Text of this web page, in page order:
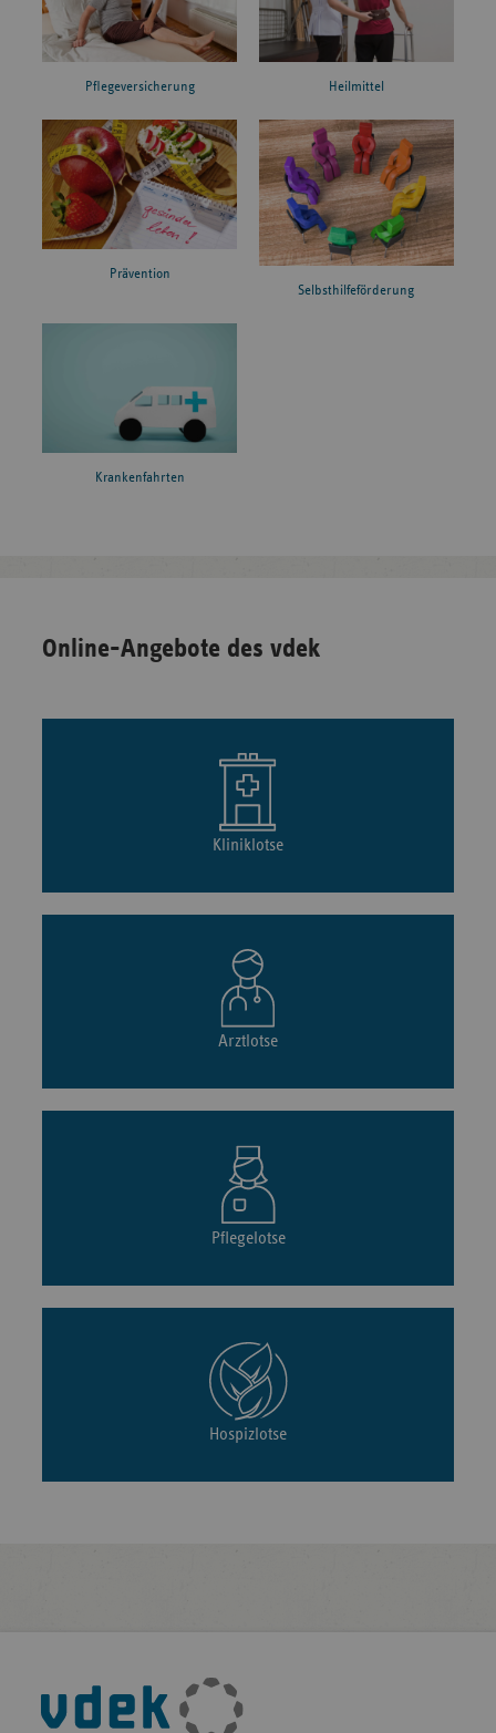
Pflegeversicherung Heilmittel
Prävention
Selbsthilfeförderung
Krankenfahrten
Online-Angebote des vdek
Kliniklotse
Arztlotse
Pflegelotse
Hospizlotse
Fußleisten-
Navigation